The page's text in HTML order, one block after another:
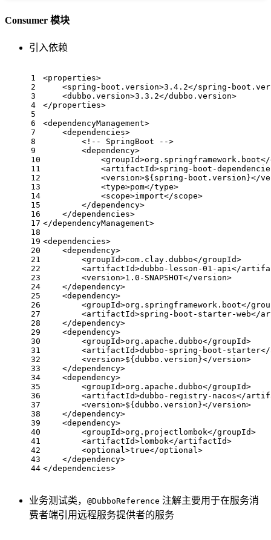
Consumer 模块
引入依赖
1
2
3
4
5
6
7
8
9
10
11
12
13
14
15
16
17
18
19
20
21
22
23
24
25
26
27
28
29
30
31
32
33
34
35
36
37
38
39
40
41
42
43
44
<properties>
<spring-boot.version>3.4.2</spring-
<dubbo.version>3.3.2</dubbo.version>
</properties>
<dependencyManagement>
<dependencies>
<!-- SpringBoot -->
<dependency>
<groupId>org.springframework.boot</
<artifactId>spring-boot-
<version>${spring-boot.version}</
<type>pom</type>
<scope>import</scope>
</dependency>
</dependencies>
</dependencyManagement>
<dependencies>
<dependency>
<groupId>com.clay.dubbo</groupId>
<artifactId>dubbo-lesson-01-api</
<version>1.0-SNAPSHOT</version>
</dependency>
<dependency>
<groupId>org.springframework.boot</
<artifactId>spring-boot-starter-web</
</dependency>
<dependency>
<groupId>org.apache.dubbo</groupId>
<artifactId>dubbo-spring-boot-starter</
<version>${dubbo.version}</version>
</dependency>
<dependency>
<groupId>org.apache.dubbo</groupId>
<artifactId>dubbo-registry-nacos</
<version>${dubbo.version}</version>
</dependency>
<dependency>
<groupId>org.projectlombok</groupId>
<artifactId>lombok</artifactId>
<optional>true</optional>
</dependency>
</dependencies>
业务测试类， @DubboReference 注解主要用于在服务消
费者端引用远程服务提供者的服务